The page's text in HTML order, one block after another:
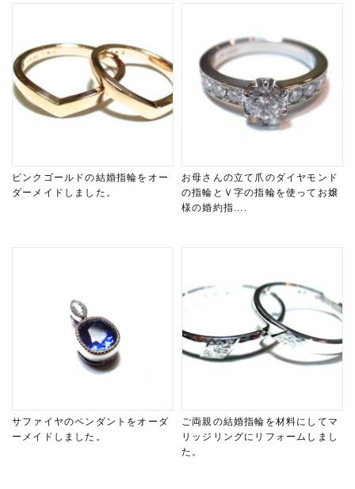
ピンクゴールドの結婚指輪をオー
ダーメイドしました。
お母さんの立て爪のダイヤモンド
の指輪とＶ字の指輪を使ってお嬢
様の婚約指....
サファイヤのペンダントをオーダ
ーメイドしました。
ご両親の結婚指輪を材料にしてマ
リッジリングにリフォームしまし
た。